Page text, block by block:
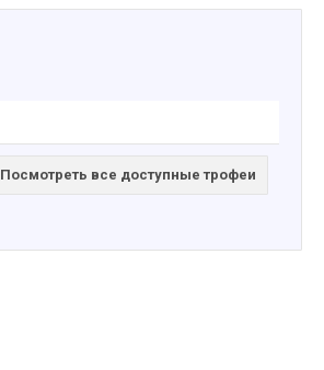
Посмотреть все доступные трофеи